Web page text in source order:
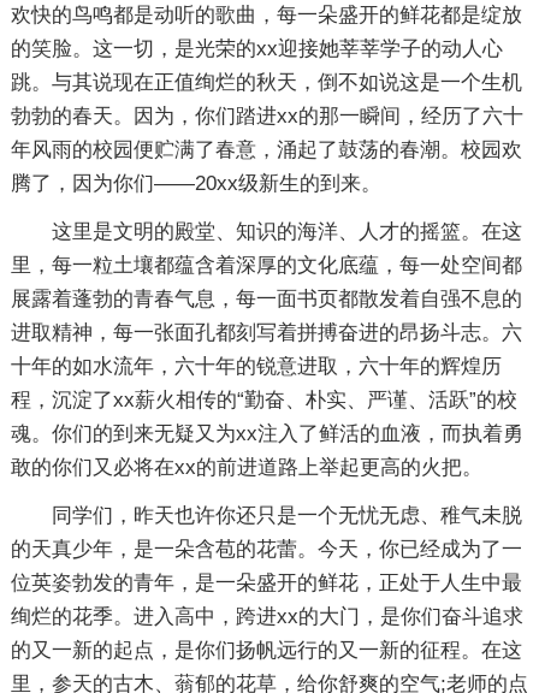
欢快的鸟鸣都是动听的歌曲，每一朵盛开的鲜花都是绽放
的笑脸。这一切，是光荣的xx迎接她莘莘学子的动人心
跳。与其说现在正值绚烂的秋天，倒不如说这是一个生机
勃勃的春天。因为，你们踏进xx的那一瞬间，经历了六十
年风雨的校园便贮满了春意，涌起了鼓荡的春潮。校园欢
腾了，因为你们——20xx级新生的到来。
这里是文明的殿堂、知识的海洋、人才的摇篮。在这
里，每一粒土壤都蕴含着深厚的文化底蕴，每一处空间都
展露着蓬勃的青春气息，每一面书页都散发着自强不息的
进取精神，每一张面孔都刻写着拼搏奋进的昂扬斗志。六
十年的如水流年，六十年的锐意进取，六十年的辉煌历
程，沉淀了xx薪火相传的“勤奋、朴实、严谨、活跃”的校
魂。你们的到来无疑又为xx注入了鲜活的血液，而执着勇
敢的你们又必将在xx的前进道路上举起更高的火把。
同学们，昨天也许你还只是一个无忧无虑、稚气未脱
的天真少年，是一朵含苞的花蕾。今天，你已经成为了一
位英姿勃发的青年，是一朵盛开的鲜花，正处于人生中最
绚烂的花季。进入高中，跨进xx的大门，是你们奋斗追求
的又一新的起点，是你们扬帆远行的又一新的征程。在这
里，参天的古木、蓊郁的花草，给你舒爽的空气;老师的点